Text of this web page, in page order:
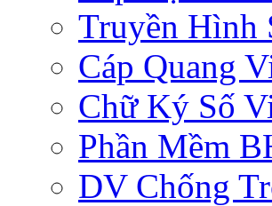
Truyền Hình
Cáp Quang
Chữ Ký Số
Phần Mềm
DV Chống